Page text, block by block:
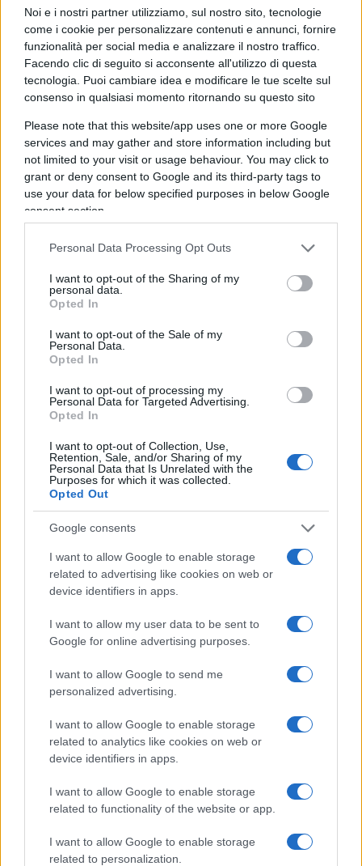
Noi e i nostri partner utilizziamo, sul nostro sito, tecnologie
come i cookie per personalizzare contenuti e annunci, fornire
funzionalità per social media e analizzare il nostro traffico.
Facendo clic di seguito si acconsente all'utilizzo di questa
tecnologia. Puoi cambiare idea e modificare le tue scelte sul
consenso in qualsiasi momento ritornando su questo sito
Please note that this website/app uses one or more Google
services and may gather and store information including but
not limited to your visit or usage behaviour. You may click to
grant or deny consent to Google and its third-party tags to
use your data for below specified purposes in below Google
consent section.
Personal Data Processing Opt Outs
I want to opt-out of the Sharing of my
personal data.
Opted In
I want to opt-out of the Sale of my
Personal Data.
Opted In
I want to opt-out of processing my
Personal Data for Targeted Advertising.
Opted In
I want to opt-out of Collection, Use,
Retention, Sale, and/or Sharing of my
Personal Data that Is Unrelated with the
Purposes for which it was collected.
Opted Out
Google consents
I want to allow Google to enable storage
related to advertising like cookies on web or
device identifiers in apps.
I want to allow my user data to be sent to
Google for online advertising purposes.
I want to allow Google to send me
personalized advertising.
I want to allow Google to enable storage
related to analytics like cookies on web or
device identifiers in apps.
I want to allow Google to enable storage
related to functionality of the website or app.
I want to allow Google to enable storage
related to personalization.
(citiamo sempre ilCorriere ) che le ha fatto
“un’ottima impressione e credo rappresenti molto
bene il Paese”.
Scusi, giudice Sarpietro, ma chi glielo ha chiesto?
Deve valutare se il blocco della nave Gregoretti fu
un reato o una legittima scelta politica, oppure se
Conte è un bravo premier? E se lascia che i
giornalisti raccolgano queste sue sortite, come
può pensare che i cittadini la considerino
questa particolare circostanza?
Nicola Porro, 29 gennaio 2021
#MATTEO SALVINI
#NUNZIO SARPIETRO
Leggi i commenti
SEDUTE SATIRICHE
Vignetta del 07/08/2026
Vai all'archivio delle vignette
Caro Porro, abbiamo davvero
perso il rispetto per i morti
Dalle foto ritoccate con l’IA ai volti dei defunti
“ringiovaniti”: quando perfino il lutto diventa un
contenuto da social